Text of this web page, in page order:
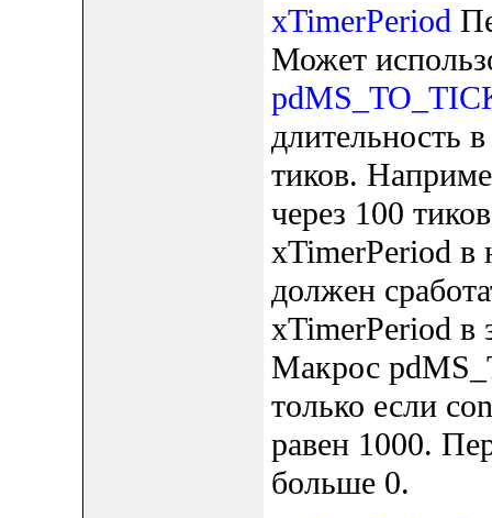
xTimerPeriod
Может
длительность
тиков.
через 100
xTimerPeriod в
должен
xTimerPeriod в
Макрос
только если
равен 1000.
больше 0.